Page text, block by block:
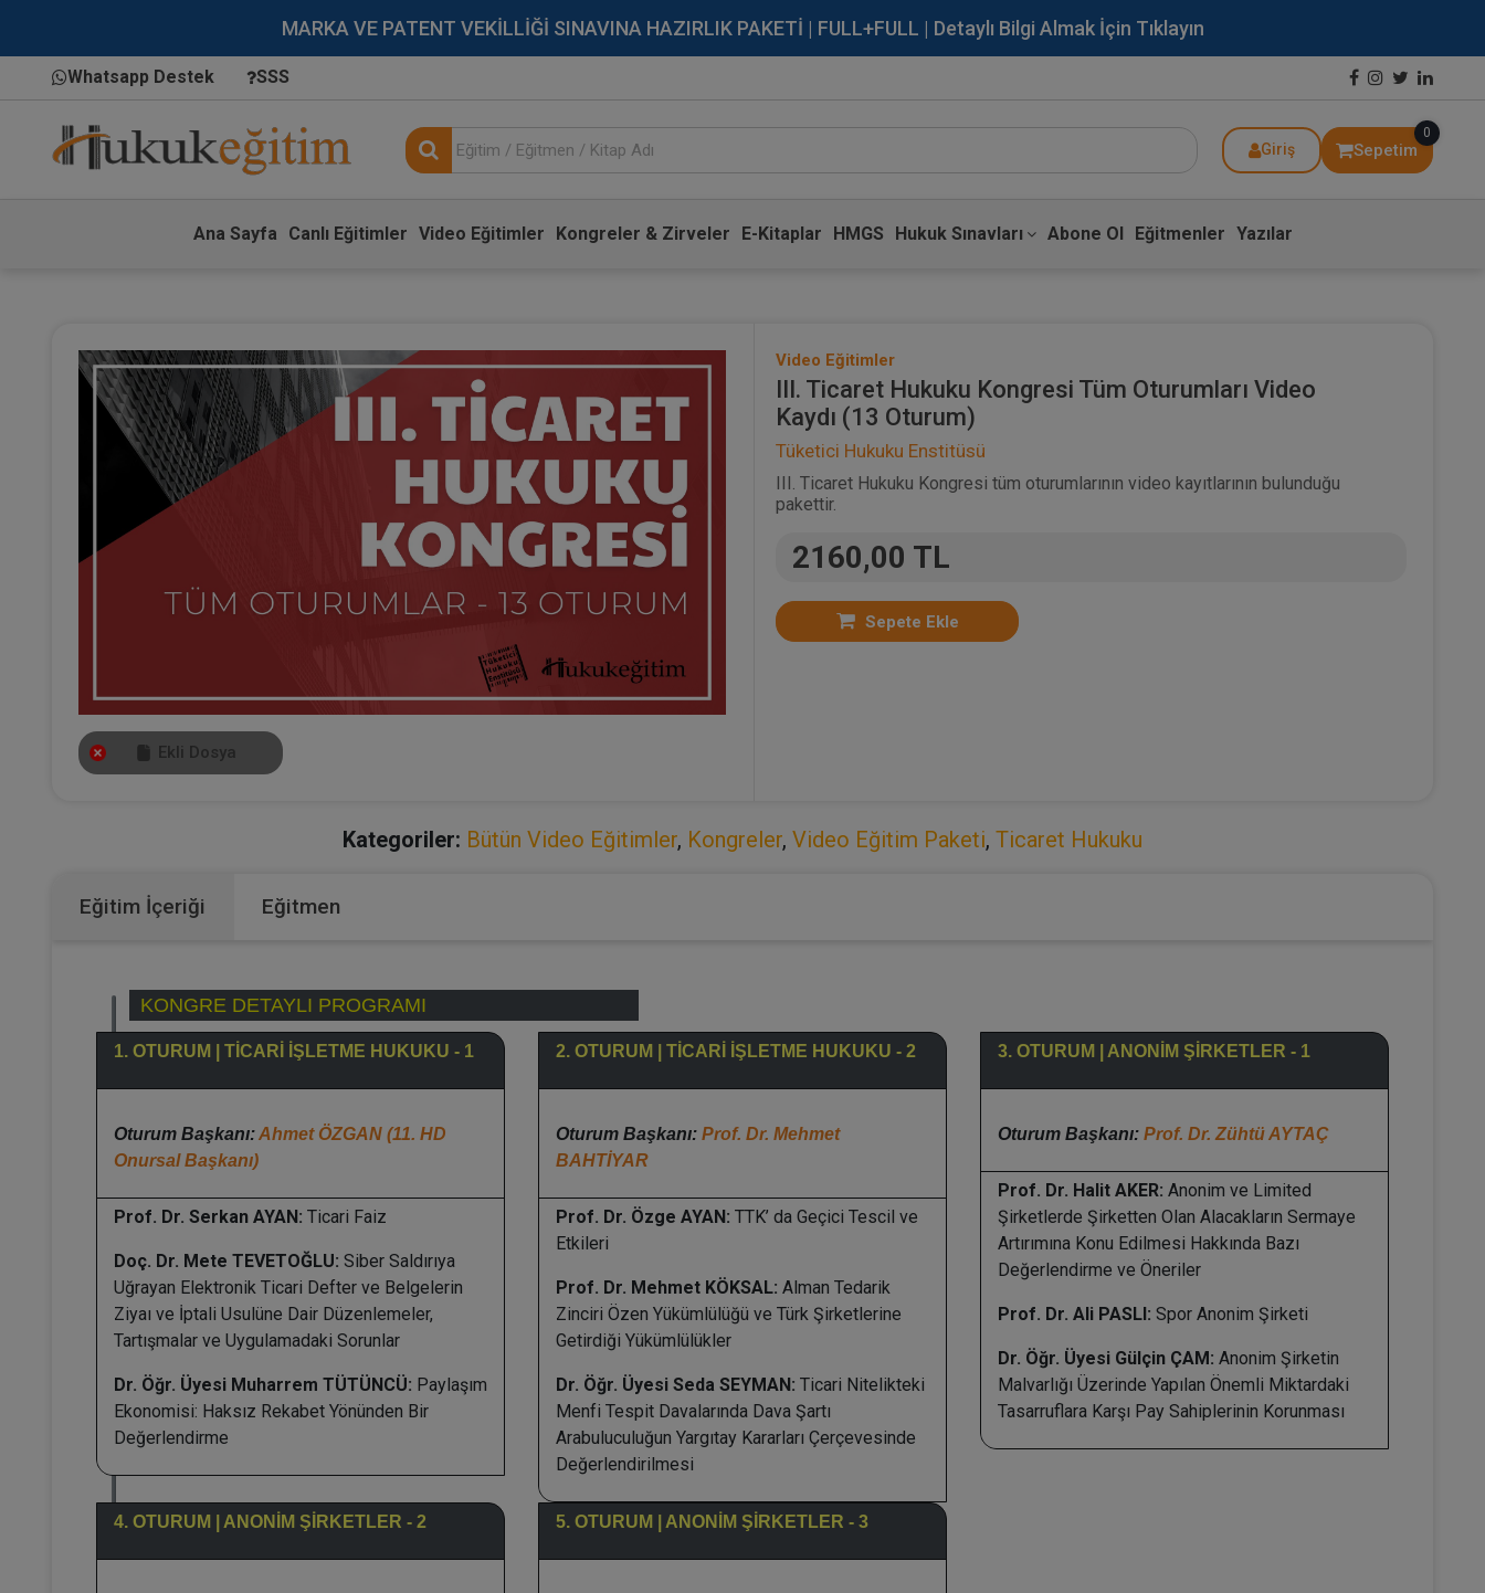
MARKA VE PATENT VEKİLLİĞİ SINAVINA HAZIRLIK PAKETİ | FULL+FULL | Detaylı Bilgi Almak İçin Tıklayın
Whatsapp Destek SSS
Giriş Sepetim
0
Ana Sayfa Canlı Eğitimler Video Eğitimler Kongreler & Zirveler E-Kitaplar HMGS Hukuk Sınavları Abone Ol Eğitmenler Yazılar
Ekli Dosya
Video Eğitimler
III. Ticaret Hukuku Kongresi Tüm Oturumları Video
Kaydı (13 Oturum)
Tüketici Hukuku Enstitüsü
III. Ticaret Hukuku Kongresi tüm oturumlarının video kayıtlarının bulunduğu
pakettir.
2160,00 TL
Sepete Ekle
Kategoriler: Bütün Video Eğitimler, Kongreler, Video Eğitim Paketi, Ticaret Hukuku
Eğitim İçeriği Eğitmen
KONGRE DETAYLI PROGRAMI
1. OTURUM | TİCARİ İŞLETME HUKUKU - 1
Oturum Başkanı:Ahmet ÖZGAN (11. HD
Onursal Başkanı)
Prof. Dr. Serkan AYAN: Ticari Faiz
Doç. Dr. Mete TEVETOĞLU: Siber Saldırıya
Uğrayan Elektronik Ticari Defter ve Belgelerin
Ziyaı ve İptali Usulüne Dair Düzenlemeler,
Tartışmalar ve Uygulamadaki Sorunlar
Dr. Öğr. Üyesi Muharrem TÜTÜNCÜ: Paylaşım
Ekonomisi: Haksız Rekabet Yönünden Bir
Değerlendirme
2. OTURUM | TİCARİ İŞLETME HUKUKU - 2
Oturum Başkanı: Prof. Dr. Mehmet
BAHTİYAR
Prof. Dr. Özge AYAN: TTK’ da Geçici Tescil ve
Etkileri
Prof. Dr. Mehmet KÖKSAL: Alman Tedarik
Zinciri Özen Yükümlülüğü ve Türk Şirketlerine
Getirdiği Yükümlülükler
Dr. Öğr. Üyesi Seda SEYMAN: Ticari Nitelikteki
Menfi Tespit Davalarında Dava Şartı
Arabuluculuğun Yargıtay Kararları Çerçevesinde
Değerlendirilmesi
3. OTURUM | ANONİM ŞİRKETLER - 1
Oturum Başkanı: Prof. Dr. Zühtü AYTAÇ
Prof. Dr. Halit AKER: Anonim ve Limited
Şirketlerde Şirketten Olan Alacakların Sermaye
Artırımına Konu Edilmesi Hakkında Bazı
Değerlendirme ve Öneriler
Prof. Dr. Ali PASLI: Spor Anonim Şirketi
Dr. Öğr. Üyesi Gülçin ÇAM: Anonim Şirketin
Malvarlığı Üzerinde Yapılan Önemli Miktardaki
Tasarruflara Karşı Pay Sahiplerinin Korunması
4. OTURUM | ANONİM ŞİRKETLER - 2 5. OTURUM | ANONİM ŞİRKETLER - 3